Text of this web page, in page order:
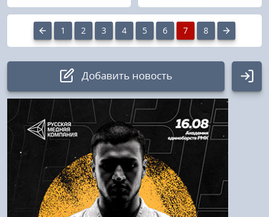
1 2 3 4 5 6 7 8
Добавить новость
Авторизация
Логин:
Пароль